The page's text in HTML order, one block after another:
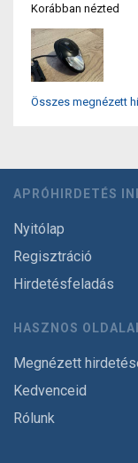
Korábban nézted
Összes megnézett
APRÓHIRDETÉS
Nyitólap
Regisztráció
Hirdetésfeladás
HASZNOS
Megnézett
Kedvenceid
Rólunk